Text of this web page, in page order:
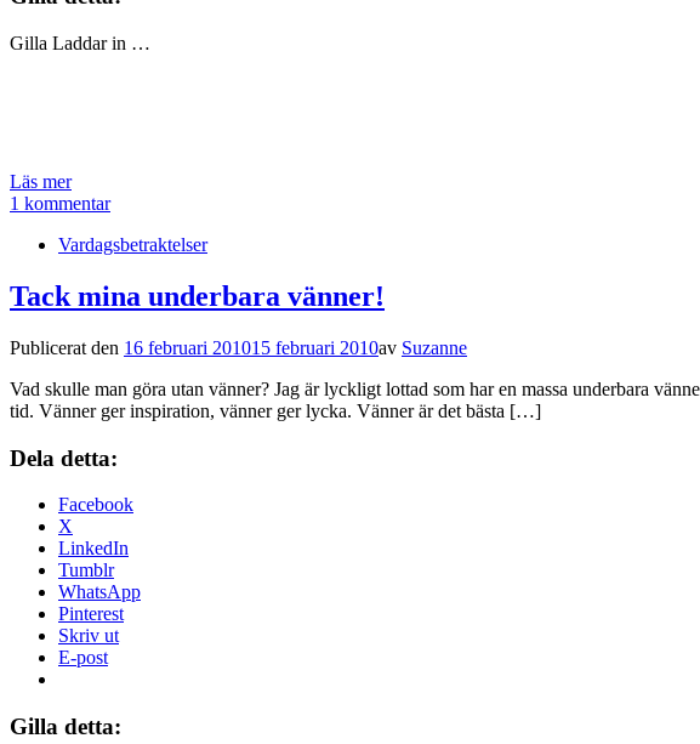
Gilla Laddar in …
Läs mer
1 kommentar
Vardagsbetraktelser
Tack mina underbara vänner!
Publicerat den 16 februari 201015 februari 2010av Suzanne
Vad skulle man göra utan vänner? Jag är lyckligt lottad som har en massa underbara
tid. Vänner ger inspiration, vänner ger lycka. Vänner är det bästa […]
Dela detta:
Facebook
X
LinkedIn
Tumblr
WhatsApp
Pinterest
Skriv ut
E-post
Gilla detta: